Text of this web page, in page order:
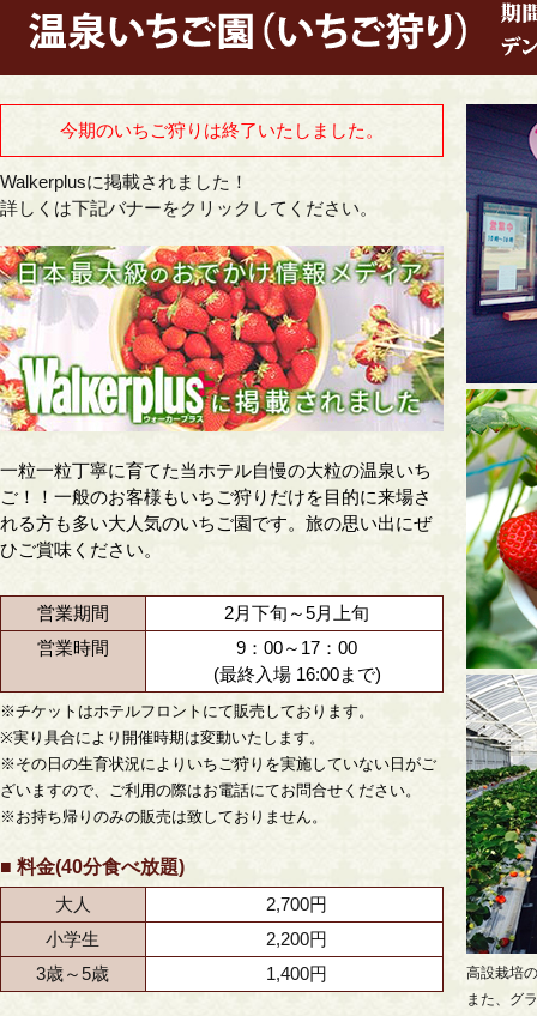
今期のいちご狩りは終了いたしました。
Walkerplusに掲載されました！
詳しくは下記バナーをクリックしてください。
一粒一粒丁寧に育てた当ホテル自慢の大粒の温泉いち
ご！！一般のお客様もいちご狩りだけを目的に来場さ
れる方も多い大人気のいちご園です。旅の思い出にぜ
ひご賞味ください。
営業期間
2月下旬～5月上旬
営業時間
9：00～17：00
(最終入場 16:00まで)
※チケットはホテルフロントにて販売しております。
※実り具合により開催時期は変動いたします。
※その日の生育状況によりいちご狩りを実施していない日がご
ざいますので、ご利用の際はお電話にてお問合せください。
※お持ち帰りのみの販売は致しておりません。
■ 料金(40分食べ放題)
大人
2,700円
小学生
2,200円
3歳～5歳
1,400円
高設栽培
また、グ